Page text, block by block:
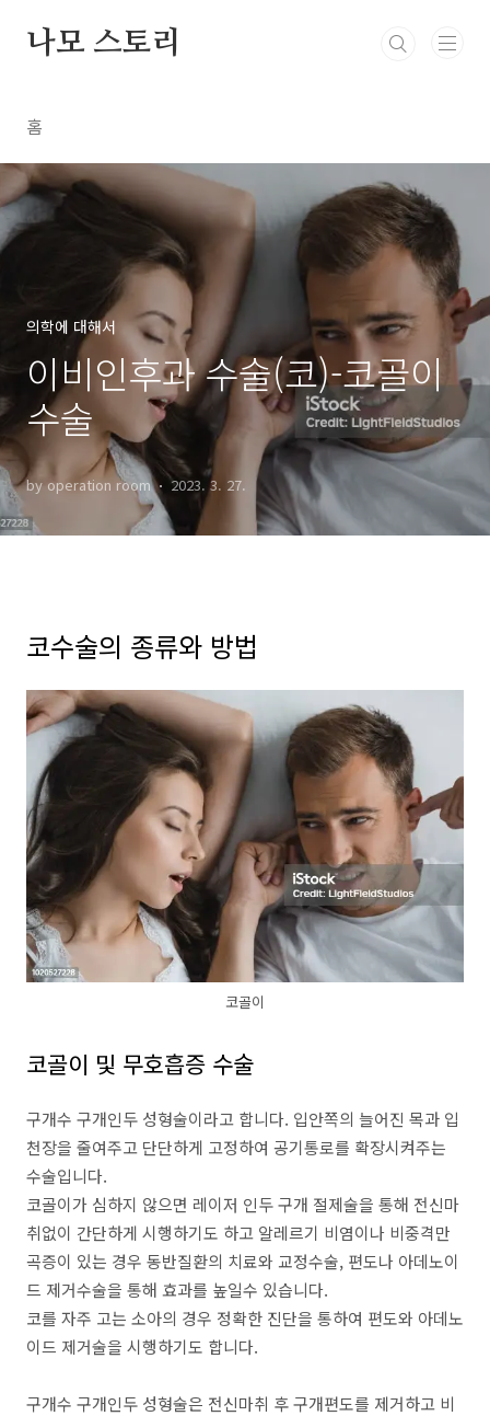
나모 스토리
홈
의학에 대해서
이비인후과 수술(코)-코골이
수술
by operation room 2023. 3. 27.
코수술의 종류와 방법
코골이
코골이 및 무호흡증 수술
구개수 구개인두 성형술이라고 합니다. 입안쪽의 늘어진 목과 입
천장을 줄여주고 단단하게 고정하여 공기통로를 확장시켜주는
수술입니다.
코골이가 심하지 않으면 레이저 인두 구개 절제술을 통해 전신마
취없이 간단하게 시행하기도 하고 알레르기 비염이나 비중격만
곡증이 있는 경우 동반질환의 치료와 교정수술, 편도나 아데노이
드 제거수술을 통해 효과를 높일수 있습니다.
코를 자주 고는 소아의 경우 정확한 진단을 통하여 편도와 아데노
이드 제거술을 시행하기도 합니다.
구개수 구개인두 성형술은 전신마취 후 구개편도를 제거하고 비